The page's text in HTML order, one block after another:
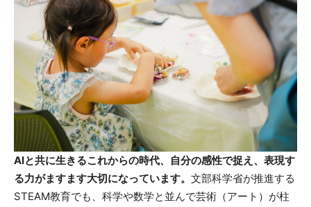
AIと共に生きるこれからの時代、自分の感性で捉え、表現す
る力がますます大切になっています。 文部科学省が推進する
STEAM教育でも、科学や数学と並んで芸術（アート）が柱